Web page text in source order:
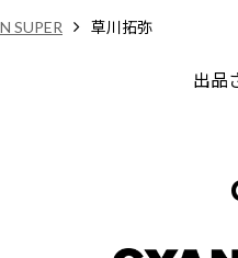
SUPER 草川拓弥
出品